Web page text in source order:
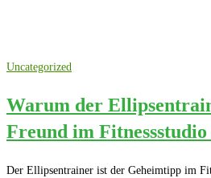
Uncategorized
Warum der
Freund im Fitnessstudio
Der Ellipsentrainer ist der Geheimtipp im